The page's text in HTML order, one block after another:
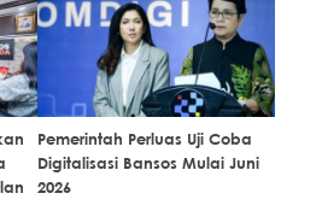
Pemerintah Perluas Uji Coba
Digitalisasi Bansos Mulai Juni
2026